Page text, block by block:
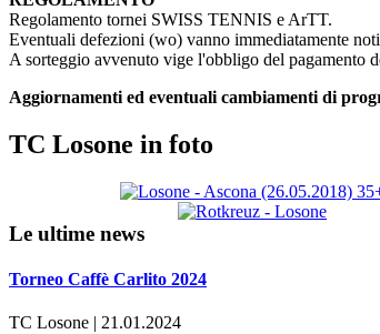
Regolamento tornei SWISS TENNIS e ArTT.
Eventuali defezioni (wo) vanno immediatamente
A sorteggio avvenuto vige l'obbligo del pagamento
Aggiornamenti ed eventuali cambiamenti di
TC Losone in foto
Le ultime news
Torneo Caffè Carlito 2024
TC Losone | 21.01.2024